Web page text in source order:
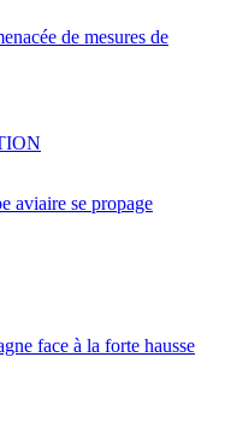
de mesures de
aviaire se propage
face à la forte hausse